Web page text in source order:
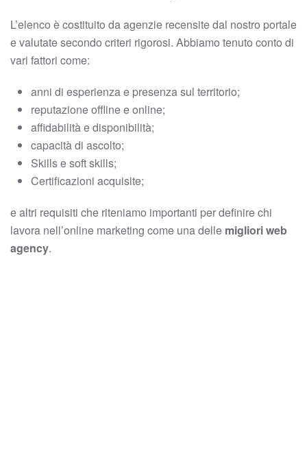
L’elenco è costituito da agenzie recensite dal nostro portale
e valutate secondo criteri rigorosi. Abbiamo tenuto conto di
vari fattori come:
anni di esperienza e presenza sul territorio;
reputazione offline e online;
affidabilità e disponibilità;
capacità di ascolto;
Skills e soft skills;
Certificazioni acquisite;
e altri requisiti che riteniamo importanti per definire chi
lavora nell’online marketing come una delle migliori web
agency.